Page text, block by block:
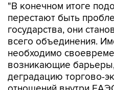
"В конечном итоге
перестают быть
государства, они
всего объединения.
необходимо
возникающие
деградацию торгово-